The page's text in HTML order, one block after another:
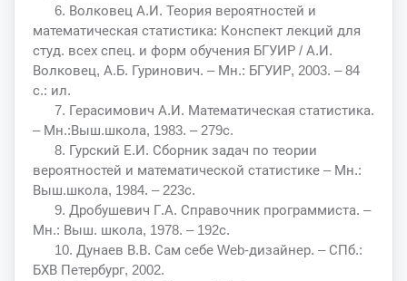
6. Волковец А.И. Теория вероятностей и
математическая статистика: Конспект лекций для
студ. всех спец. и форм обучения БГУИР / А.И.
Волковец, А.Б. Гуринович. – Мн.: БГУИР, 2003. – 84
с.: ил.
7. Герасимович А.И. Математическая статистика.
– Мн.:Выш.школа, 1983. – 279с.
8. Гурский Е.И. Сборник задач по теории
вероятностей и математической статистике – Мн.:
Выш.школа, 1984. – 223с.
9. Дробушевич Г.А. Справочник программиста. –
Мн.: Выш. школа, 1978. – 192с.
10. Дунаев В.В. Сам себе Web-дизайнер. – СПб.:
БХВ Петербург, 2002.